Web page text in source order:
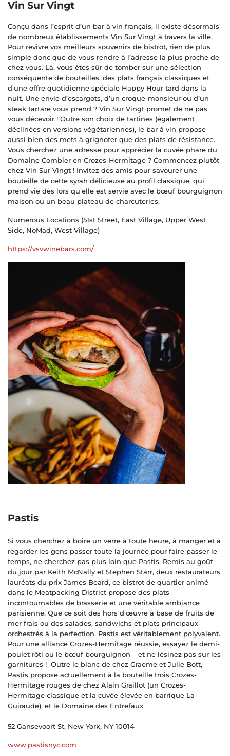
Vin Sur Vingt
Conçu dans l’esprit d’un bar à vin français, il existe désormais
de nombreux établissements Vin Sur Vingt à travers la ville.
Pour revivre vos meilleurs souvenirs de bistrot, rien de plus
simple donc que de vous rendre à l’adresse la plus proche de
chez vous. Là, vous êtes sûr de tomber sur une sélection
conséquente de bouteilles, des plats français classiques et
d’une offre quotidienne spéciale Happy Hour tard dans la
nuit. Une envie d’escargots, d’un croque-monsieur ou d’un
steak tartare vous prend ? Vin Sur Vingt promet de ne pas
vous décevoir ! Outre son choix de tartines (également
déclinées en versions végétariennes), le bar à vin propose
aussi bien des mets à grignoter que des plats de résistance.
Vous cherchez une adresse pour apprécier la cuvée phare du
Domaine Combier en Crozes-Hermitage ? Commencez plutôt
chez Vin Sur Vingt ! Invitez des amis pour savourer une
bouteille de cette syrah délicieuse au profil classique, qui
prend vie dès lors qu’elle est servie avec le bœuf bourguignon
maison ou un beau plateau de charcuteries.
Numerous Locations (51st Street, East Village, Upper West
Side, NoMad, West Village)
https://vsvwinebars.com/
Pastis
Si vous cherchez à boire un verre à toute heure, à manger et à
regarder les gens passer toute la journée pour faire passer le
temps, ne cherchez pas plus loin que Pastis. Remis au goût
du jour par Keith McNally et Stephen Starr, deux restaurateurs
lauréats du prix James Beard, ce bistrot de quartier animé
dans le Meatpacking District propose des plats
incontournables de brasserie et une véritable ambiance
parisienne. Que ce soit des hors d’œuvre à base de fruits de
mer frais ou des salades, sandwichs et plats principaux
orchestrés à la perfection, Pastis est véritablement polyvalent.
Pour une alliance Crozes-Hermitage réussie, essayez le demi-
poulet rôti ou le bœuf bourguignon – et ne lésinez pas sur les
garnitures ! Outre le blanc de chez Graeme et Julie Bott,
Pastis propose actuellement à la bouteille trois Crozes-
Hermitage rouges de chez Alain Graillot (un Crozes-
Hermitage classique et la cuvée élevée en barrique La
Guiraude), et le Domaine des Entrefaux.
52 Gansevoort St, New York, NY 10014
www.pastisnyc.com